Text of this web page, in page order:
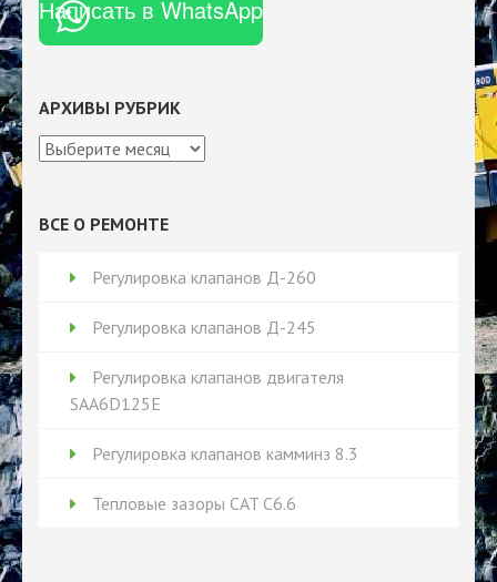
Написать в WhatsApp
АРХИВЫ РУБРИК
Архивы
ВСЕ О РЕМОНТЕ
Регулировка клапанов Д-260
Регулировка клапанов Д-245
Регулировка клапанов двигателя
SAA6D125E
Регулировка клапанов камминз 8.3
Тепловые зазоры CAT C6.6